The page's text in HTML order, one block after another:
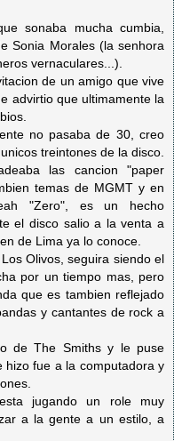
sonaba mucha cumbia,
Sonia Morales (la senhora
vernaculares...).
de un amigo que vive
advirtio que ultimamente la
no pasaba de 30, creo
treintones de la disco.
las cancion "paper
temas de MGMT y en
"Zero", es un hecho
el disco salio a la venta a
de Lima ya lo conoce.
Olivos, seguira siendo el
por un tiempo mas, pero
que es tambien reflejado
y cantantes de rock a
de The Smiths y le puse
hizo fue a la computadora y
jugando un role muy
a la gente a un estilo, a